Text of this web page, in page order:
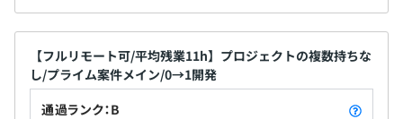
【フルリモート可/平均残業11h】プロジェクトの複数持ちな
し/プライム案件メイン/0→1開発
通過ランク：B